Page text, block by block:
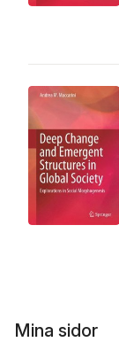
Mina sidor